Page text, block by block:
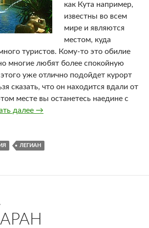
как Кута например,
известны во всем
мире и являются
местом, куда
туристов. Кому-то это обилие
многие любят более спокойную
уже отлично подойдет курорт
сказать, что он находится вдали от
месте вы останетесь наедине с
далее Легиан
→
ЛЕГИАН